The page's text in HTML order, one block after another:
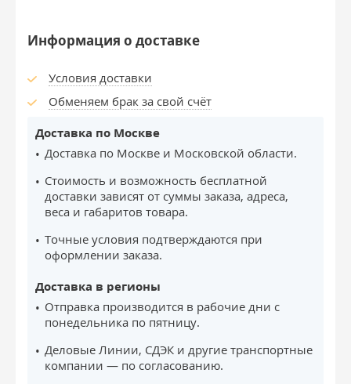
Информация о доставке
Условия доставки
Обменяем брак за свой счёт
Доставка по Москве
Доставка по Москве и Московской области.
Стоимость и возможность бесплатной
доставки зависят от суммы заказа, адреса,
веса и габаритов товара.
Точные условия подтверждаются при
оформлении заказа.
Доставка в регионы
Отправка производится в рабочие дни с
понедельника по пятницу.
Деловые Линии, СДЭК и другие транспортные
компании — по согласованию.